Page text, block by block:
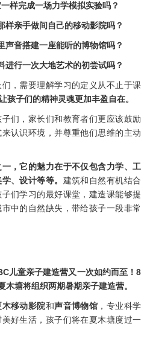
样完成一场力学模拟实验吗？
样亲手做间自己的移动影院吗？
声音搭建一座能听的博物馆吗？
进行一次大地艺术的初尝试吗？
，需要理解学习的定义从不止于课
孩子们的精神灵魂更加丰盈自在。
们，家长们和教育者们更应该鼓励
认识环境，并尊重他们思维的主动
，它的魅力在于不仅包含力学、工
、设计等等。 建筑和自然有机结合
们学习的最好课堂，建造课能够提
中的自然缺失，带给孩子一段非常
儿童亲子建造营又一次如约而至！8
塘将组织两期暑期亲子建造营。
木移动影院和声音博物馆 ，专业科学
好生活，孩子们将在夏木塘度过一